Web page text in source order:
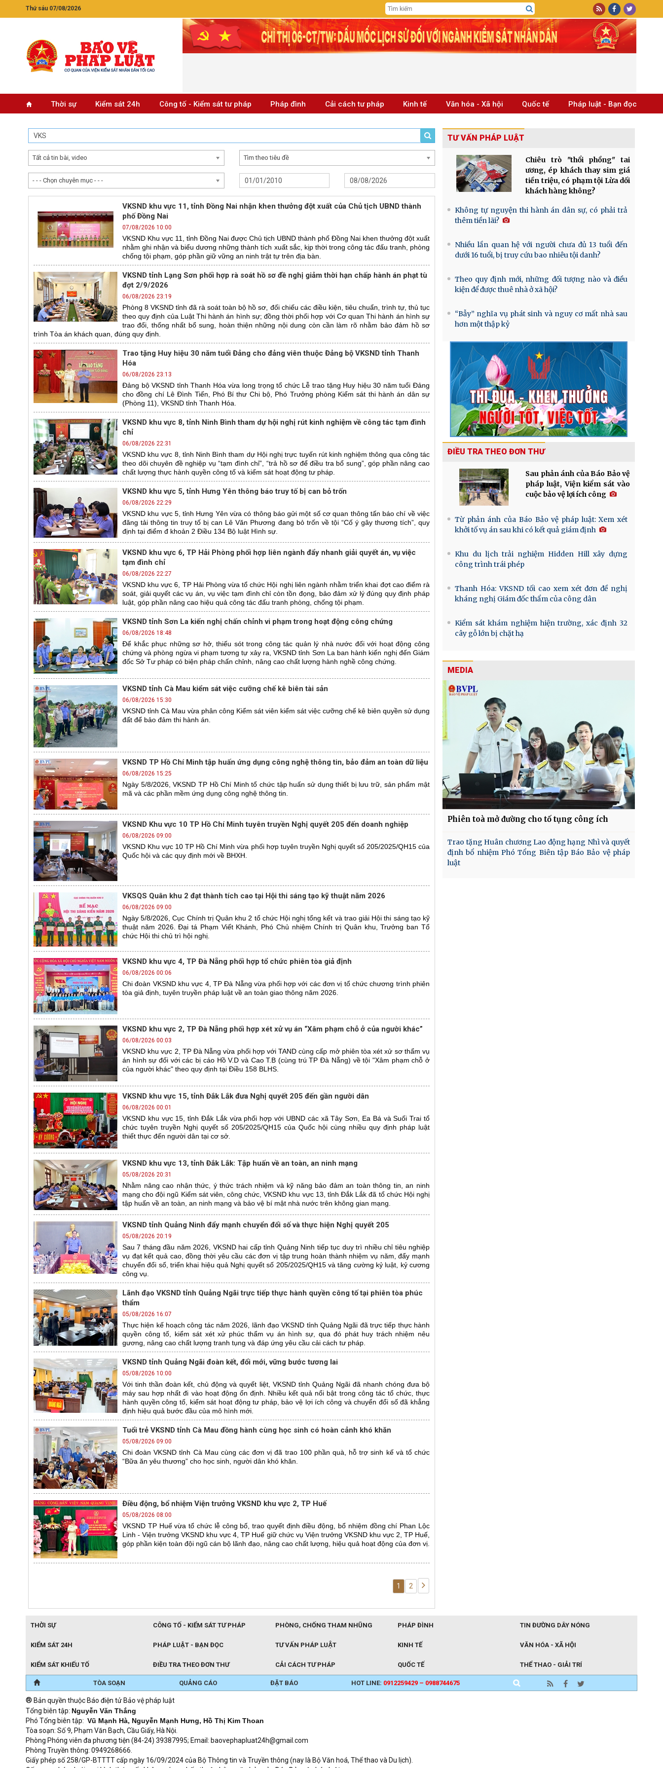
Thứ sáu 07/08/2026
Thời sự Kiểm sát 24h Công tố - Kiểm sát tư pháp Pháp đình Cải cách tư pháp Kinh tế Văn hóa - Xã hội Quốc tế Pháp luật - Bạn đọc
Tất cả tin bài, video Tìm theo tiêu đề
- - - Chọn chuyên mục - - -
VKSND khu vực 11, tỉnh Đồng Nai nhận khen thưởng đột xuất của Chủ tịch UBND thành
phố Đồng Nai
07/08/2026 10:00
VKSND Khu vực 11, tỉnh Đồng Nai được Chủ tịch UBND thành phố Đồng Nai khen thưởng đột xuất
nhằm ghi nhận và biểu dương những thành tích xuất sắc, kịp thời trong công tác đấu tranh, phòng
chống tội phạm, góp phần giữ vững an ninh trật tự trên địa bàn.
VKSND tỉnh Lạng Sơn phối hợp rà soát hồ sơ đề nghị giảm thời hạn chấp hành án phạt tù
đợt 2/9/2026
06/08/2026 23:19
Phòng 8 VKSND tỉnh đã rà soát toàn bộ hồ sơ, đối chiếu các điều kiện, tiêu chuẩn, trình tự, thủ tục
theo quy định của Luật Thi hành án hình sự; đồng thời phối hợp với Cơ quan Thi hành án hình sự
trao đổi, thống nhất bổ sung, hoàn thiện những nội dung còn cần làm rõ nhằm bảo đảm hồ sơ
trình Tòa án khách quan, đúng quy định.
Trao tặng Huy hiệu 30 năm tuổi Đảng cho đảng viên thuộc Đảng bộ VKSND tỉnh Thanh
Hóa
06/08/2026 23:13
Đảng bộ VKSND tỉnh Thanh Hóa vừa long trọng tổ chức Lễ trao tặng Huy hiệu 30 năm tuổi Đảng
cho đồng chí Lê Đình Tiến, Phó Bí thư Chi bộ, Phó Trưởng phòng Kiểm sát thi hành án dân sự
(Phòng 11), VKSND tỉnh Thanh Hóa.
VKSND khu vực 8, tỉnh Ninh Bình tham dự hội nghị rút kinh nghiệm về công tác tạm đình
chỉ
06/08/2026 22:31
VKSND khu vực 8, tỉnh Ninh Bình tham dự Hội nghị trực tuyến rút kinh nghiệm thông qua công tác
theo dõi chuyên đề nghiệp vụ “tạm đình chỉ”, “trả hồ sơ để điều tra bổ sung”, góp phần nâng cao
chất lượng thực hành quyền công tố và kiểm sát hoạt động tư pháp.
VKSND khu vực 5, tỉnh Hưng Yên thông báo truy tố bị can bỏ trốn
06/08/2026 22:29
VKSND khu vực 5, tỉnh Hưng Yên vừa có thông báo gửi một số cơ quan thông tấn báo chí về việc
đăng tải thông tin truy tố bị can Lê Văn Phương đang bỏ trốn về tội “Cố ý gây thương tích”, quy
định tại điểm đ khoản 2 Điều 134 Bộ luật Hình sự.
VKSND khu vực 6, TP Hải Phòng phối hợp liên ngành đẩy nhanh giải quyết án, vụ việc
tạm đình chỉ
06/08/2026 22:27
VKSND khu vực 6, TP Hải Phòng vừa tổ chức Hội nghị liên ngành nhằm triển khai đợt cao điểm rà
soát, giải quyết các vụ án, vụ việc tạm đình chỉ còn tồn đọng, bảo đảm xử lý đúng quy định pháp
luật, góp phần nâng cao hiệu quả công tác đấu tranh phòng, chống tội phạm.
VKSND tỉnh Sơn La kiến nghị chấn chỉnh vi phạm trong hoạt động công chứng
06/08/2026 18:48
Để khắc phục những sơ hở, thiếu sót trong công tác quản lý nhà nước đối với hoạt động công
chứng và phòng ngừa vi phạm tương tự xảy ra, VKSND tỉnh Sơn La ban hành kiến nghị đến Giám
đốc Sở Tư pháp có biện pháp chấn chỉnh, nâng cao chất lượng hành nghề công chứng.
VKSND tỉnh Cà Mau kiểm sát việc cưỡng chế kê biên tài sản
06/08/2026 15:30
VKSND tỉnh Cà Mau vừa phân công Kiểm sát viên kiểm sát việc cưỡng chế kê biên quyền sử dụng
đất để bảo đảm thi hành án.
VKSND TP Hồ Chí Minh tập huấn ứng dụng công nghệ thông tin, bảo đảm an toàn dữ liệu
06/08/2026 15:25
Ngày 5/8/2026, VKSND TP Hồ Chí Minh tổ chức tập huấn sử dụng thiết bị lưu trữ, sản phẩm mật
mã và các phần mềm ứng dụng công nghệ thông tin.
VKSND Khu vực 10 TP Hồ Chí Minh tuyên truyền Nghị quyết 205 đến doanh nghiệp
06/08/2026 09:00
VKSND Khu vực 10 TP Hồ Chí Minh vừa phối hợp tuyên truyền Nghị quyết số 205/2025/QH15 của
Quốc hội và các quy định mới về BHXH.
VKSQS Quân khu 2 đạt thành tích cao tại Hội thi sáng tạo kỹ thuật năm 2026
06/08/2026 09:00
Ngày 5/8/2026, Cục Chính trị Quân khu 2 tổ chức Hội nghị tổng kết và trao giải Hội thi sáng tạo kỹ
thuật năm 2026. Đại tá Phạm Viết Khánh, Phó Chủ nhiệm Chính trị Quân khu, Trưởng ban Tổ
chức Hội thi chủ trì hội nghị.
VKSND khu vực 4, TP Đà Nẵng phối hợp tổ chức phiên tòa giả định
06/08/2026 00:06
Chi đoàn VKSND khu vực 4, TP Đà Nẵng vừa phối hợp với các đơn vị tổ chức chương trình phiên
tòa giả định, tuyên truyền pháp luật về an toàn giao thông năm 2026.
VKSND khu vực 2, TP Đà Nẵng phối hợp xét xử vụ án “Xâm phạm chỗ ở của người khác”
06/08/2026 00:03
VKSND khu vực 2, TP Đà Nẵng vừa phối hợp với TAND cùng cấp mở phiên tòa xét xử sơ thẩm vụ
án hình sự đối với các bị cáo Hồ V.D và Cao T.B (cùng trú TP Đà Nẵng) về tội "Xâm phạm chỗ ở
của người khác" theo quy định tại Điều 158 BLHS.
VKSND khu vực 15, tỉnh Đắk Lắk đưa Nghị quyết 205 đến gần người dân
06/08/2026 00:01
VKSND khu vực 15, tỉnh Đắk Lắk vừa phối hợp với UBND các xã Tây Sơn, Ea Bá và Suối Trai tổ
chức tuyên truyền Nghị quyết số 205/2025/QH15 của Quốc hội cùng nhiều quy định pháp luật
thiết thực đến người dân tại cơ sở.
VKSND khu vực 13, tỉnh Đắk Lắk: Tập huấn về an toàn, an ninh mạng
05/08/2026 20:31
Nhằm nâng cao nhận thức, ý thức trách nhiệm và kỹ năng bảo đảm an toàn thông tin, an ninh
mạng cho đội ngũ Kiểm sát viên, công chức, VKSND khu vực 13, tỉnh Đắk Lắk đã tổ chức Hội nghị
tập huấn về an toàn, an ninh mạng và bảo vệ bí mật nhà nước trên không gian mạng.
VKSND tỉnh Quảng Ninh đẩy mạnh chuyển đổi số và thực hiện Nghị quyết 205
05/08/2026 20:19
Sau 7 tháng đầu năm 2026, VKSND hai cấp tỉnh Quảng Ninh tiếp tục duy trì nhiều chỉ tiêu nghiệp
vụ đạt kết quả cao, đồng thời yêu cầu các đơn vị tập trung hoàn thành nhiệm vụ năm, đẩy mạnh
chuyển đổi số, triển khai hiệu quả Nghị quyết số 205/2025/QH15 và tăng cường kỷ luật, kỷ cương
công vụ.
Lãnh đạo VKSND tỉnh Quảng Ngãi trực tiếp thực hành quyền công tố tại phiên tòa phúc
thẩm
05/08/2026 16:07
Thực hiện kế hoạch công tác năm 2026, lãnh đạo VKSND tỉnh Quảng Ngãi đã trực tiếp thực hành
quyền công tố, kiểm sát xét xử phúc thẩm vụ án hình sự, qua đó phát huy trách nhiệm nêu
gương, nâng cao chất lượng tranh tụng và đáp ứng yêu cầu cải cách tư pháp.
VKSND tỉnh Quảng Ngãi đoàn kết, đổi mới, vững bước tương lai
05/08/2026 10:00
Với tinh thần đoàn kết, chủ động và quyết liệt, VKSND tỉnh Quảng Ngãi đã nhanh chóng đưa bộ
máy sau hợp nhất đi vào hoạt động ổn định. Nhiều kết quả nổi bật trong công tác tổ chức, thực
hành quyền công tố, kiểm sát hoạt động tư pháp, bảo vệ lợi ích công và chuyển đổi số đã khẳng
định hiệu quả bước đầu của mô hình mới.
Tuổi trẻ VKSND tỉnh Cà Mau đồng hành cùng học sinh có hoàn cảnh khó khăn
05/08/2026 09:00
Chi đoàn VKSND tỉnh Cà Mau cùng các đơn vị đã trao 100 phần quà, hỗ trợ sinh kế và tổ chức
“Bữa ăn yêu thương” cho học sinh, người dân khó khăn.
Điều động, bổ nhiệm Viện trưởng VKSND khu vực 2, TP Huế
05/08/2026 08:00
VKSND TP Huế vừa tổ chức lễ công bố, trao quyết định điều động, bổ nhiệm đồng chí Phan Lộc
Linh - Viện trưởng VKSND khu vực 4, TP Huế giữ chức vụ Viện trưởng VKSND khu vực 2, TP Huế,
góp phần kiện toàn đội ngũ cán bộ lãnh đạo, nâng cao chất lượng, hiệu quả hoạt động của đơn vị.
1 2
TƯ VẤN PHÁP LUẬT
Chiêu trò "thổi phồng" tai
ương, ép khách thay sim giá
tiền triệu, có phạm tội Lừa dối
khách hàng không?
Không tự nguyện thi hành án dân sự, có phải trả
thêm tiền lãi?
Nhiều lần quan hệ với người chưa đủ 13 tuổi đến
dưới 16 tuổi, bị truy cứu bao nhiêu tội danh?
Theo quy định mới, những đối tượng nào và điều
kiện để được thuê nhà ở xã hội?
“Bẫy” nghĩa vụ phát sinh và nguy cơ mất nhà sau
hơn một thập kỷ
ĐIỀU TRA THEO ĐƠN THƯ
Sau phản ánh của Báo Bảo vệ
pháp luật, Viện kiểm sát vào
cuộc bảo vệ lợi ích công
Từ phản ánh của Báo Bảo vệ pháp luật: Xem xét
khởi tố vụ án sau khi có kết quả giám định
Khu du lịch trải nghiệm Hidden Hill xây dựng
công trình trái phép
Thanh Hóa: VKSND tối cao xem xét đơn đề nghị
kháng nghị Giám đốc thẩm của công dân
Kiểm sát khám nghiệm hiện trường, xác định 32
cây gỗ lớn bị chặt hạ
MEDIA
Phiên toà mở đường cho tố tụng công ích
Trao tặng Huân chương Lao động hạng Nhì và quyết
định bổ nhiệm Phó Tổng Biên tập Báo Bảo vệ pháp
luật
THỜI SỰ CÔNG TỐ - KIỂM SÁT TƯ PHÁP PHÒNG, CHỐNG THAM NHŨNG PHÁP ĐÌNH TIN ĐƯỜNG DÂY NÓNG
KIỂM SÁT 24H PHÁP LUẬT - BẠN ĐỌC TƯ VẤN PHÁP LUẬT KINH TẾ VĂN HÓA - XÃ HỘI
KIỂM SÁT KHIẾU TỐ ĐIỀU TRA THEO ĐƠN THƯ CẢI CÁCH TƯ PHÁP QUỐC TẾ THỂ THAO - GIẢI TRÍ
TÒA SOẠN QUẢNG CÁO ĐẶT BÁO HOT LINE: 0912259429 – 0988744675
® Bản quyền thuộc Báo điện tử Bảo vệ pháp luật
Tổng biên tập: Nguyễn Văn Thắng
Phó Tổng biên tập: Vũ Mạnh Hà, Nguyễn Mạnh Hưng, Hồ Thị Kim Thoan
Tòa soạn: Số 9, Phạm Văn Bạch, Cầu Giấy, Hà Nội.
Phòng Phóng viên đa phương tiện (84-24) 39387995; Email: baovephapluat24h@gmail.com
Phòng Truyền thông: 0949268666.
Giấy phép số 258/GP-BTTTT cấp ngày 16/09/2024 của Bộ Thông tin và Truyền thông (nay là Bộ Văn hoá, Thể thao và Du lịch).